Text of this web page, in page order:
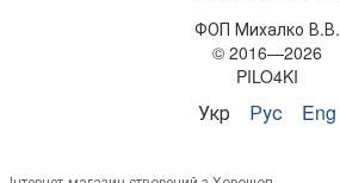
ФОП Михалко В.В.
© 2016—2026
PILO4KI
Укр Рус Eng